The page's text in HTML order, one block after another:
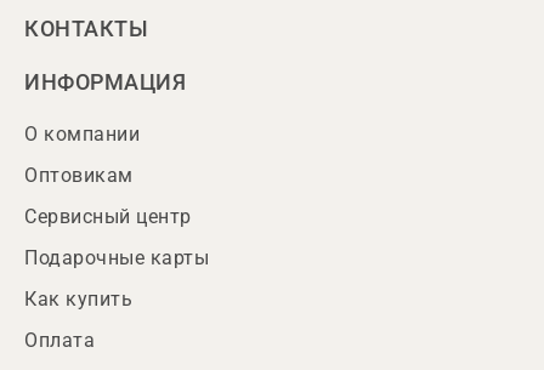
КОНТАКТЫ
ИНФОРМАЦИЯ
О компании
Оптовикам
Сервисный центр
Подарочные карты
Как купить
Оплата